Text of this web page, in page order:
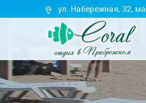
ул. Набережная, 32,